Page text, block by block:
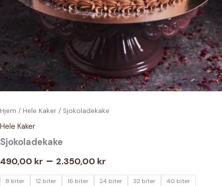
Hjem / Hele Kaker / Sjokoladekake
Hele Kaker
Sjokoladekake
490,00 kr – 2.350,00 kr
490,00 kr
8 biter 12 biter 16 biter 24 biter 32 biter 40 biter